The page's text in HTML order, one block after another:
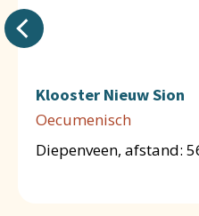
Klooster Nieuw Sion
Oecumenisch
Diepenveen, afstand: